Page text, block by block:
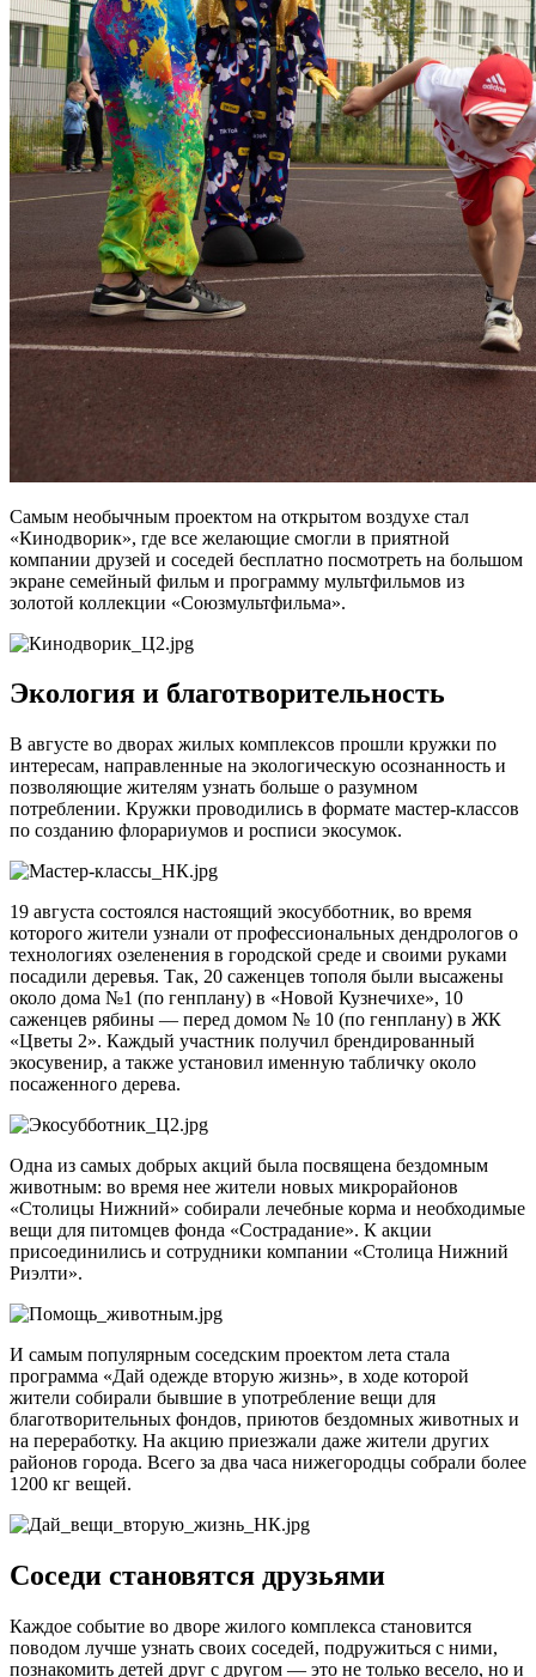
Самым необычным проектом на открытом воздухе стал
«Кинодворик», где все желающие смогли в приятной
компании друзей и соседей бесплатно посмотреть на большом
экране семейный фильм и программу мультфильмов из
золотой коллекции «Союзмультфильма».
Экология и благотворительность
В августе во дворах жилых комплексов прошли кружки по
интересам, направленные на экологическую осознанность и
позволяющие жителям узнать больше о разумном
потреблении. Кружки проводились в формате мастер-классов
по созданию флорариумов и росписи экосумок.
19 августа состоялся настоящий экосубботник, во время
которого жители узнали от профессиональных дендрологов о
технологиях озеленения в городской среде и своими руками
посадили деревья. Так, 20 саженцев тополя были высажены
около дома №1 (по генплану) в «Новой Кузнечихе», 10
саженцев рябины — перед домом № 10 (по генплану) в ЖК
«Цветы 2». Каждый участник получил брендированный
экосувенир, а также установил именную табличку около
посаженного дерева.
Одна из самых добрых акций была посвящена бездомным
животным: во время нее жители новых микрорайонов
«Столицы Нижний» собирали лечебные корма и необходимые
вещи для питомцев фонда «Сострадание». К акции
присоединились и сотрудники компании «Столица Нижний
Риэлти».
И самым популярным соседским проектом лета стала
программа «Дай одежде вторую жизнь», в ходе которой
жители собирали бывшие в употребление вещи для
благотворительных фондов, приютов бездомных животных и
на переработку. На акцию приезжали даже жители других
районов города. Всего за два часа нижегородцы собрали более
1200 кг вещей.
Соседи становятся друзьями
Каждое событие во дворе жилого комплекса становится
поводом лучше узнать своих соседей, подружиться с ними,
познакомить детей друг с другом — это не только весело, но и